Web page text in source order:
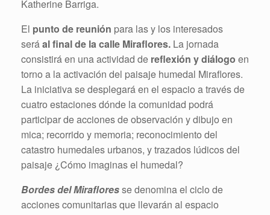
Katherine Barriga.
El punto de reunión para las y los interesados
seráal final de la calle Miraflores. La jornada
consistirá en una actividad de reflexión y diálogo en
torno a la activación del paisaje humedal Miraflores.
La iniciativa se desplegará en el espacio a través de
cuatro estaciones dónde la comunidad podrá
participar de acciones de observación y dibujo en
mica; recorrido y memoria; reconocimiento del
catastro humedales urbanos, y trazados lúdicos del
paisaje ¿Cómo imaginas el humedal?
Bordes del Mirafloresse denomina el ciclo de
acciones comunitarias que llevarán al espacio